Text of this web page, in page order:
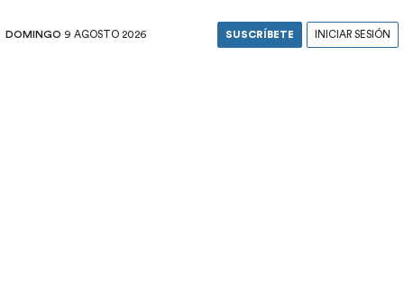
DOMINGO 9 AGOSTO 2026 SUSCRÍBETE INICIAR SESIÓN